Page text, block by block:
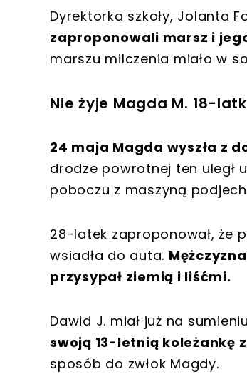
Dyrektorka szkoły, Jolanta
zaproponowali marsz i
marszu milczenia miało w
Nie żyje Magda M. 18-
24 maja Magda wyszła z
drodze powrotnej ten uległ
poboczu z maszyną
28-latek zaproponował, że
wsiadła do auta.
przysypał ziemią i liśćmi.
Dawid J. miał już na
swoją 13-letnią koleżankę
sposób do zwłok Magdy.